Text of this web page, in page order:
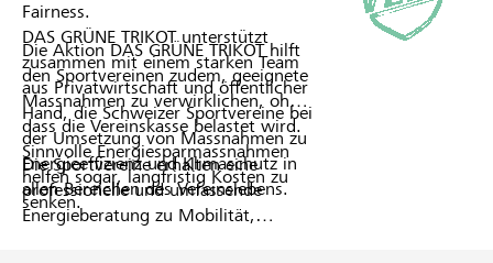
DE FR
Fairness.
DAS GRÜNE TRIKOT unterstützt
zusammen mit einem starken Team
aus Privatwirtschaft und öffentlicher
Hand, die Schweizer Sportvereine bei
der Umsetzung von Massnahmen zu
Energieeffizienz und Klimaschutz in
allen Bereichen des Vereinslebens.
Die Aktion DAS GRÜNE TRIKOT hilft
den Sportvereinen zudem, geeignete
Massnahmen zu verwirklichen, ohne
dass die Vereinskasse belastet wird.
Sinnvolle Energiesparmassnahmen
helfen sogar, langfristig Kosten zu
senken.
Die Sportvereine erhalten eine
professionelle und umfassende
Energieberatung zu Mobilität,